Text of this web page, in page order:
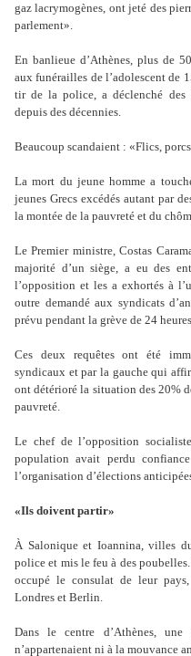
gaz lacrymogènes, ont jeté des
parlement».
En banlieue d’Athènes, plus de
aux funérailles de l’adolescent de
tir de la police, a déclenché des
depuis des décennies.
Beaucoup scandaient : «Flics,
La mort du jeune homme a
jeunes Grecs excédés autant par
la montée de la pauvreté et du
Le Premier ministre, Costas
majorité d’un siège, a eu des
l’opposition et les a exhortés à l’
outre demandé aux syndicats d’
prévu pendant la grève de 24
Ces deux requêtes ont été
syndicaux et par la gauche qui
ont détérioré la situation des 20%
pauvreté.
Le chef de l’opposition
population avait perdu
l’organisation d’élections
«Ils doivent partir»
À Salonique et Ioannina, villes
police et mis le feu à des
occupé le consulat de leur
Londres et Berlin.
Dans le centre d’Athènes, une
n’appartenaient ni à la mouvance